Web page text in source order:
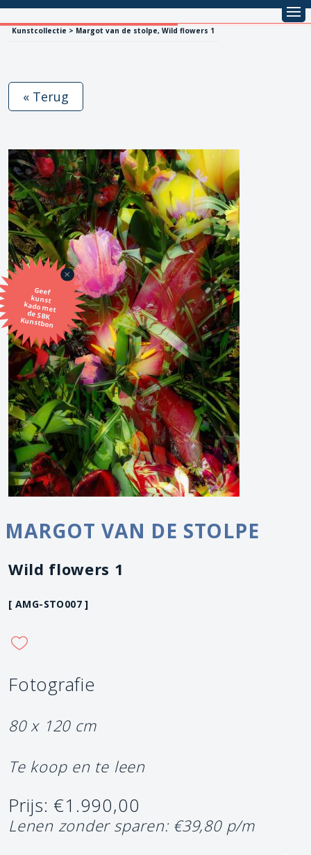
Kunstcollectie > Margot van de stolpe, Wild flowers 1
Geef
kunst
kado met
de SBK
Kunstbon
« Terug
MARGOT VAN DE STOLPE
Wild flowers 1
[ AMG-STO007 ]
Fotografie
80 x 120 cm
Te koop en te leen
Prijs: €1.990,00
Lenen zonder sparen: €39,80 p/m